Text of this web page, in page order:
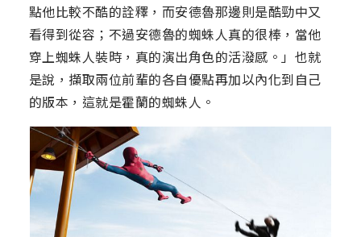
點他比較不酷的詮釋，而安德魯那邊則是酷勁中又
看得到從容；不過安德魯的蜘蛛人真的很棒，當他
穿上蜘蛛人裝時，真的演出角色的活潑感。」也就
是說，擷取兩位前輩的各自優點再加以內化到自己
的版本，這就是霍蘭的蜘蛛人。